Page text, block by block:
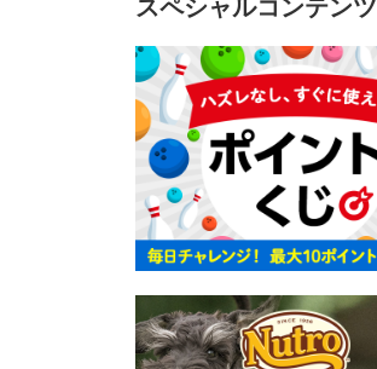
スペシャルコンテンツ